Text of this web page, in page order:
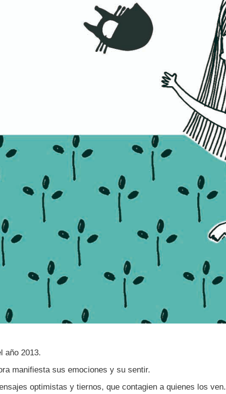
año 2013.
manifiesta sus emociones y su sentir.
optimistas y tiernos, que contagien a quienes los ven.